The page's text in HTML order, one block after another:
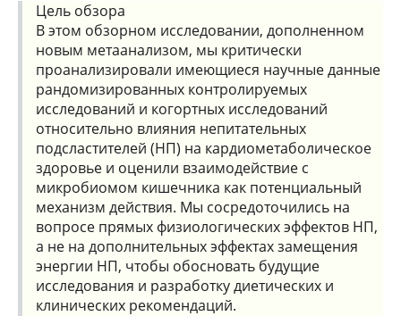
Цель обзора
В этом обзорном исследовании, дополненном
новым метаанализом, мы критически
проанализировали имеющиеся научные данные
рандомизированных контролируемых
исследований и когортных исследований
относительно влияния непитательных
подсластителей (НП) на кардиометаболическое
здоровье и оценили взаимодействие с
микробиомом кишечника как потенциальный
механизм действия. Мы сосредоточились на
вопросе прямых физиологических эффектов НП,
а не на дополнительных эффектах замещения
энергии НП, чтобы обосновать будущие
исследования и разработку диетических и
клинических рекомендаций.